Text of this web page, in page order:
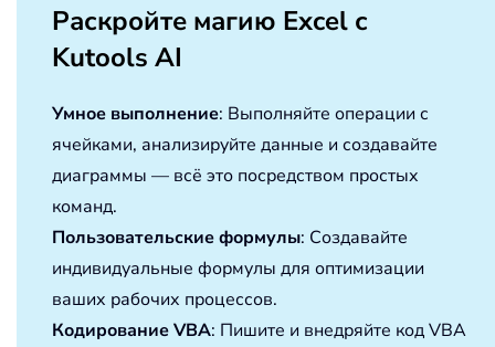
Раскройте магию Excel с
Kutools AI
Умное выполнение: Выполняйте операции с
ячейками, анализируйте данные и создавайте
диаграммы — всё это посредством простых
команд.
Пользовательские формулы: Создавайте
индивидуальные формулы для оптимизации
ваших рабочих процессов.
Кодирование VBA: Пишите и внедряйте код VBA